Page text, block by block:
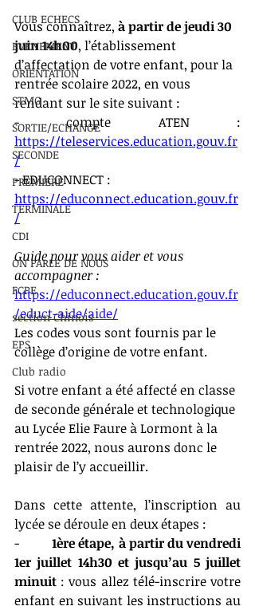
CLUB ECHECS
EVENEMENT
ORIENTATION
STMG
SORTIE/ECHANGE
SECONDE
PREMIERE
TERMINALE
CDI
ON PARLE DE NOUS
FCPE
section Chinois
EPS
Club radio
Vous connaîtrez, à partir de jeudi 30
juin 14h00, l’établissement
d’affectation de votre enfant, pour la
rentrée scolaire 2022, en vous
rendant sur le site suivant :
https://teleservices.education.gouv.fr
/
- EDUCONNECT :
https://educonnect.education.gouv.fr
/
Guide pour vous aider et vous
accompagner :
https://educonnect.education.gouv.fr
/educt-aide/aide/
Les codes vous sont fournis par le
collège d’origine de votre enfant.
Si votre enfant a été affecté en classe
de seconde générale et technologique
au Lycée Elie Faure à Lormont à la
rentrée 2022, nous aurons donc le
plaisir de l’y accueillir.
Dans cette attente, l’inscription au
lycée se déroule en deux étapes :
- 1ère étape, à partir du vendredi
1er juillet 14h30 et jusqu’au 5 juillet
minuit : vous allez télé-inscrire votre
enfant en suivant les instructions au